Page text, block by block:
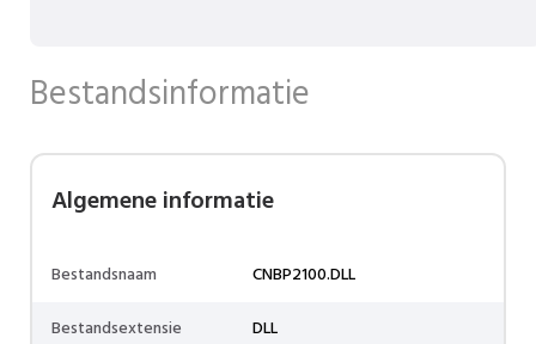
Bestandsinformatie
Algemene informatie
Bestandsnaam
CNBP2100.DLL
Bestandsextensie
DLL